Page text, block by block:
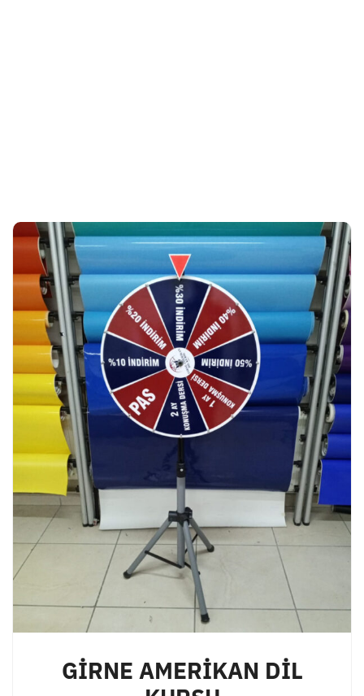
GİRNE AMERİKAN DİL